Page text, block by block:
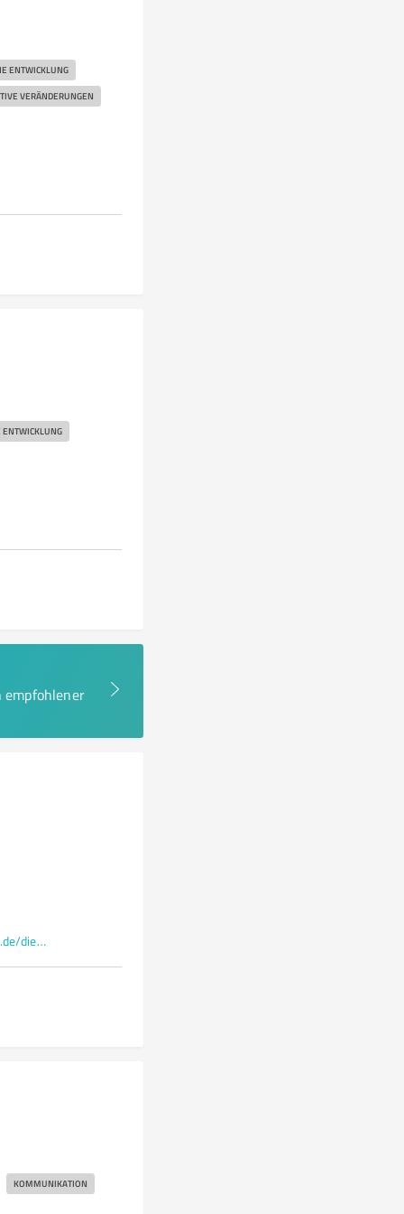
ENTWICKLUNG
VERÄNDERUNGEN
ENTWICKLUNG
empfohlener
www.sandra-seelenintelligenz.de/die-phoenixin.de/
KOMMUNIKATION